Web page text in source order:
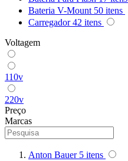
Superior
Sutefoto
Tiffen
Tilta
Bateria V-Mount 50 itens
Carregador 42 itens
Voltagem
110v
220v
Preço
Marcas
Anton Bauer 5 itens